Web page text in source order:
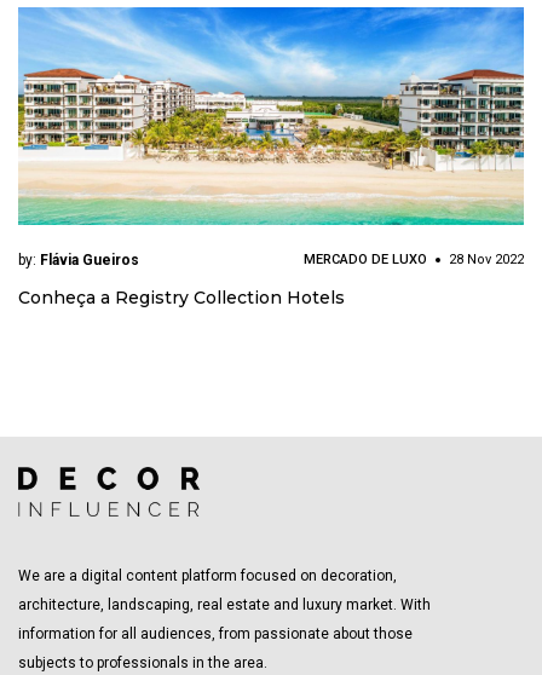
by: Flávia Gueiros MERCADO DE LUXO 28 Nov 2022
Conheça a Registry Collection Hotels
We are a digital content platform focused on decoration,
architecture, landscaping, real estate and luxury market. With
information for all audiences, from passionate about those
subjects to professionals in the area.